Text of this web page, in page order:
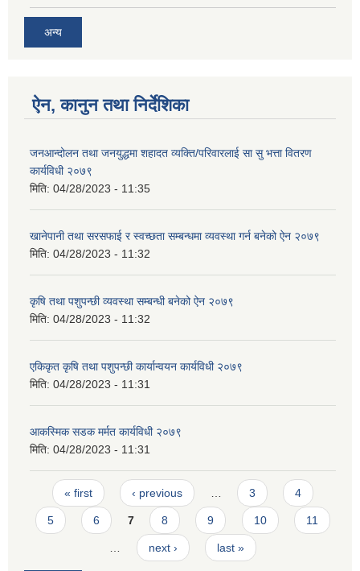
अन्य
ऐन, कानुन तथा निर्देशिका
जनआन्दोलन तथा जनयुद्धमा शहादत व्यक्ति/परिवारलाई सा सु भत्ता वितरण
कार्यविधी २०७९
मिति: 04/28/2023 - 11:35
खानेपानी तथा सरसफाई र स्वच्छता सम्बन्धमा व्यवस्था गर्न बनेको ऐन २०७९
मिति: 04/28/2023 - 11:32
कृषि तथा पशुपन्छी व्यवस्था सम्बन्धी बनेको ऐन २०७९
मिति: 04/28/2023 - 11:32
एकिकृत कृषि तथा पशुपन्छी कार्यान्वयन कार्यविधी २०७९
मिति: 04/28/2023 - 11:31
आकस्मिक सडक मर्मत कार्यविधी २०७९
मिति: 04/28/2023 - 11:31
Pages
« first ‹ previous … 3 4
5 6 7 8 9 10 11
… next › last »